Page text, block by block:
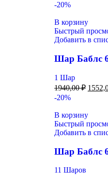
-20%
В корзину
Быстрый
Добавить в
Шар Баблс
1 Шар
1940,00₽
-20%
В корзину
Быстрый
Добавить в
Шар Баблс
11 Шаров